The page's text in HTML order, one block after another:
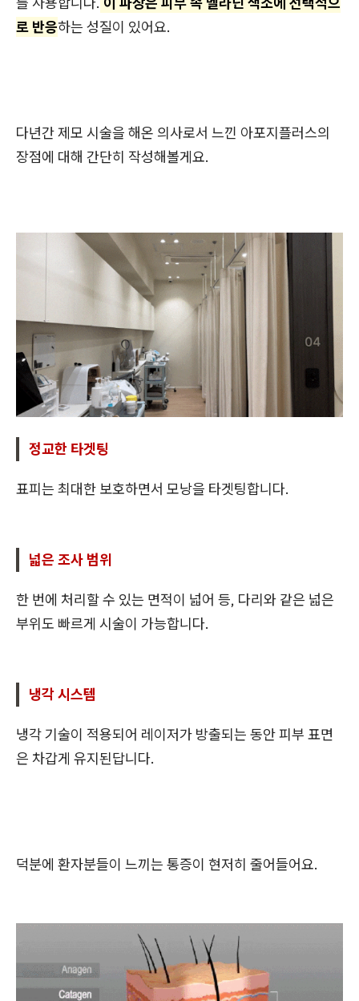
로 반응하는 성질이 있어요.
다년간 제모 시술을 해온 의사로서 느낀 아포지플러스의
장점에 대해 간단히 작성해볼게요.
정교한 타겟팅
표피는 최대한 보호하면서 모낭을 타겟팅합니다.
넓은 조사 범위
한 번에 처리할 수 있는 면적이 넓어 등, 다리와 같은 넓은
부위도 빠르게 시술이 가능합니다.
냉각 시스템
냉각 기술이 적용되어 레이저가 방출되는 동안 피부 표면
은 차갑게 유지된답니다.
덕분에 환자분들이 느끼는 통증이 현저히 줄어들어요.